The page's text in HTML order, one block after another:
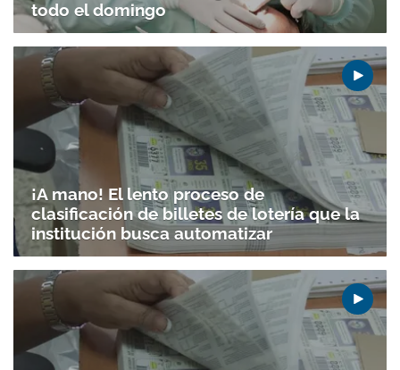
todo el domingo
¡A mano! El lento proceso de
clasificación de billetes de lotería que la
institución busca automatizar